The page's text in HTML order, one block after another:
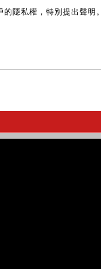
隱私權，特別提出聲明。